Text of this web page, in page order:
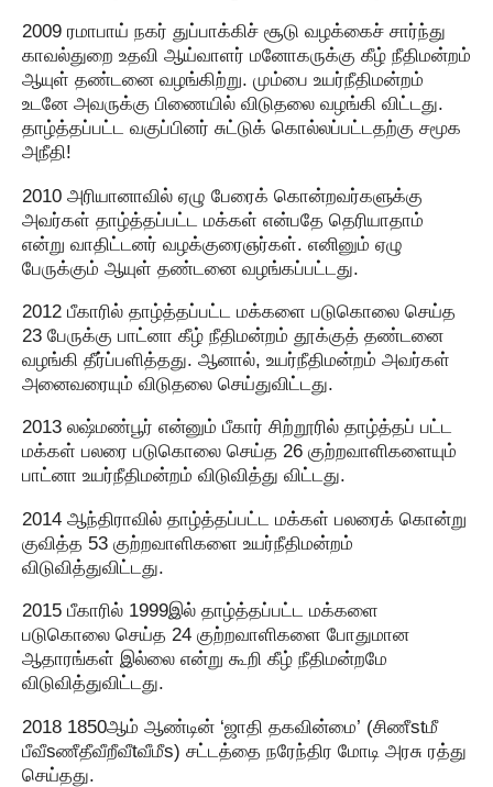
2009 ரமாபாய் நகர் துப்பாக்கிச் சூடு வழக்கைச் சார்ந்து
காவல்துறை உதவி ஆய்வாளர் மனோகருக்கு கீழ் நீதிமன்றம்
ஆயுள் தண்டனை வழங்கிற்று. மும்பை உயர்நீதிமன்றம்
உடனே அவருக்கு பிணையில் விடுதலை வழங்கி விட்டது.
தாழ்த்தப்பட்ட வகுப்பினர் சுட்டுக் கொல்லப்பட்டதற்கு சமூக
அநீதி!
2010 அரியானாவில் ஏழு பேரைக் கொன்றவர்களுக்கு
அவர்கள் தாழ்த்தப்பட்ட மக்கள் என்பதே தெரியாதாம்
என்று வாதிட்டனர் வழக்குரைஞர்கள். எனினும் ஏழு
பேருக்கும் ஆயுள் தண்டனை வழங்கப்பட்டது.
2012 பீகாரில் தாழ்த்தப்பட்ட மக்களை படுகொலை செய்த
23 பேருக்கு பாட்னா கீழ் நீதிமன்றம் தூக்குத் தண்டனை
வழங்கி தீர்ப்பளித்தது. ஆனால், உயர்நீதிமன்றம் அவர்கள்
அனைவரையும் விடுதலை செய்துவிட்டது.
2013 லஷ்மண்பூர் என்னும் பீகார் சிற்றூரில் தாழ்த்தப் பட்ட
மக்கள் பலரை படுகொலை செய்த 26 குற்றவாளிகளையும்
பாட்னா உயர்நீதிமன்றம் விடுவித்து விட்டது.
2014 ஆந்திராவில் தாழ்த்தப்பட்ட மக்கள் பலரைக் கொன்று
குவித்த 53 குற்றவாளிகளை உயர்நீதிமன்றம்
விடுவித்துவிட்டது.
2015 பீகாரில் 1999இல் தாழ்த்தப்பட்ட மக்களை
படுகொலை செய்த 24 குற்றவாளிகளை போதுமான
ஆதாரங்கள் இல்லை என்று கூறி கீழ் நீதிமன்றமே
விடுவித்துவிட்டது.
2018 1850ஆம் ஆண்டின் ‘ஜாதி தகவின்மை’ (சிணீstமீ
பீவீsணீதீவீறீவீtவீமீs) சட்டத்தை நரேந்திர மோடி அரசு ரத்து
செய்தது.